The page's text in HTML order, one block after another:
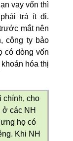
vay vốn thì
trả ít đi.
mắt nên
công ty bảo
có dòng vốn
hóa thị
chính, cho
ở các NH
họ có
Khi NH